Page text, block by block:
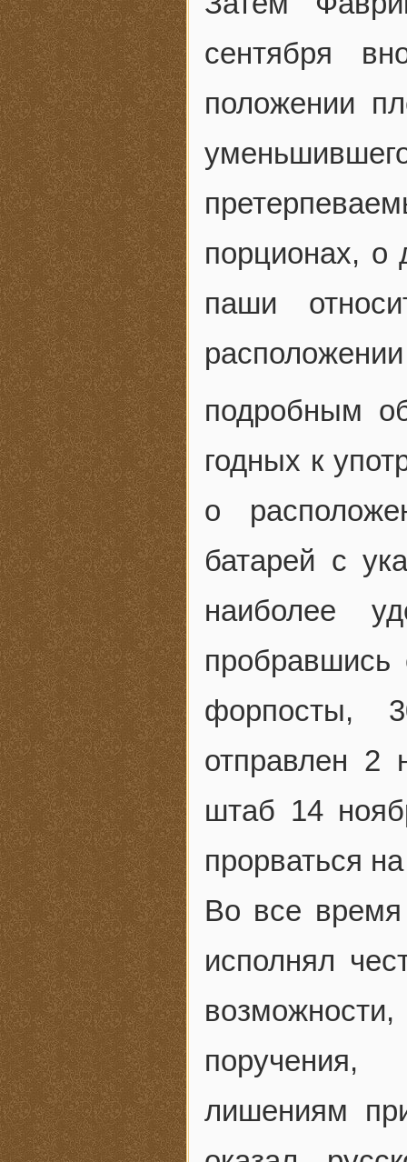
сентября
положении
порционах, о
паши
подробным
годных к
о
батарей с
наиболее
пробравшись
форпосты,
отправлен 2
штаб 14
прорваться
Во все время
исполнял
поручения,
лишениям